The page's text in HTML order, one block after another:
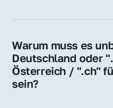
Provider, die Domain
schnellen Prozess.
Warum muss es
Deutschland oder
Österreich / ".ch"
sein?